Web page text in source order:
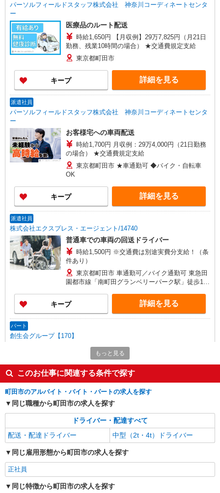
パーソルフィールドスタッフ株式会社 神奈川コーディネートセンタ
ー
医療品のルート配送
時給1,650円 【月収例】29万7,825円（月21日
勤務、残業10時間の場合） ★交通費規定支給
東京都町田市
キープ 詳細を見る
派遣社員
パーソルフィールドスタッフ株式会社 神奈川コーディネートセンタ
ー
お客様宅への車両配送
時給1,700円 月収例：29万4,000円（21日勤務
の場合） ★交通費規定支給
東京都町田市 ★車通勤可 ◆バイク・自転車
OK
キープ 詳細を見る
派遣社員
株式会社エクスプレス・エージェント/14740
普通車での車両の回送ドライバー
時給1,500円 ※交通費は別途実費分支給！（条
件あり）
東京都町田市 車通勤可／バイク通勤可 東急田
園都市線「南町田グランベリーパーク駅」徒歩10
キープ 詳細を見る
パート
創生会グループ【170】
介護助手B
時給1,226円 ◆社会保険 ※法定通り就労日
数、就労時間に応じて加入 ◆制服貸与
1-33-16
キープ
正社員
【期中採用】生活協同組合コープみらい：宅配 町田センター
ルート配送ドライバー/土日休み/年間休日120
日/AT限定OK/充実の福利厚生
■35歳以上の方／月給24万1,700円〜 ■30歳以
上の方／月給23万8,700円〜 ■22歳以上の方／月給
もっと見る
このお仕事に関連する条件で探す
町田市のアルバイト・バイト・パートの求人を探す
同じ職種から町田市の求人を探す
ドライバー・配達すべて
配送・配達ドライバー
中型（2t・4t）ドライバー
同じ雇用形態から町田市の求人を探す
正社員
同じ特徴から町田市の求人を探す